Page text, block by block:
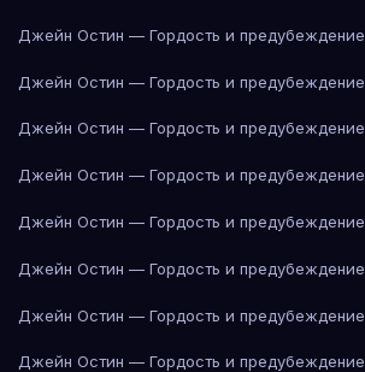
Джейн Остин — Гордость и предубеждение
Джейн Остин — Гордость и предубеждение
Джейн Остин — Гордость и предубеждение
Джейн Остин — Гордость и предубеждение
Джейн Остин — Гордость и предубеждение
Джейн Остин — Гордость и предубеждение
Джейн Остин — Гордость и предубеждение
Джейн Остин — Гордость и предубеждение